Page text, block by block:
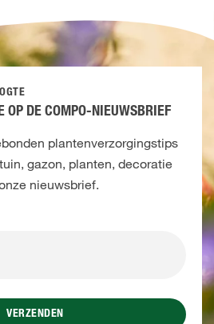
OP DE COMPO-NIEUWSBRIEF
plantenverzorgingstips
gazon, planten, decoratie
nieuwsbrief.
VERZENDEN